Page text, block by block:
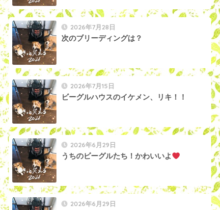
2026年7月28日
次のブリーディングは？
2026年7月15日
ビーグルハウスのイケメン、リキ！！
2026年6月29日
うちのビーグルたち！かわいいよ
2026年6月29日